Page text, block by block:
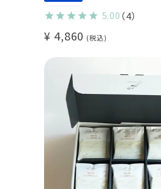
5.00 （4）
¥ 4,860 税込